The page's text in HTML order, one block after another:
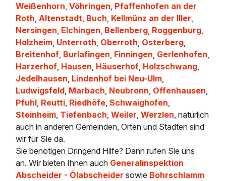
Weißenhorn,Vöhringen, Pfaffenhofen an der
Roth,Altenstadt, Buch, Kellmünz an der Iller,
Nersingen, Elchingen, Bellenberg, Roggenburg,
Holzheim, Unterroth, Oberroth, Osterberg,
Breitenhof, Burlafingen, Finningen, Gerlenhofen,
Harzerhof, Hausen, Häuserhof, Holzschwang,
Jedelhausen, Lindenhof bei Neu-Ulm,
Ludwigsfeld, Marbach, Neubronn, Offenhausen,
Pfuhl, Reutti, Riedhöfe,Schwaighofen,
Steinheim, Tiefenbach,Weiler,Werzlen, natürlich
auch in anderen Gemeinden, Orten und Städten sind
wir für Sie da.
Sie benötigen Dringend Hilfe? Dann rufen Sie uns
an. Wir bieten Ihnen auch Generalinspektion
Abscheider - Ölabscheider sowie Bohrschlamm